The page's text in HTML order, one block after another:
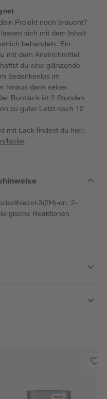
Projekt noch braucht?
sich mit dem Inhalt
behandeln. Ein
mit dem Anstrichmittel
du eine glänzende
bedenkenlos im
hinaus dank seiner
Buntlack ist 2 Stunden
zu guter Letzt nach 12
mit Lack findest du hier:
lacke.
3(2H)-on, 2-
Reaktionen